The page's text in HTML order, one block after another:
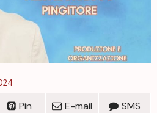
Pin E-mail SMS